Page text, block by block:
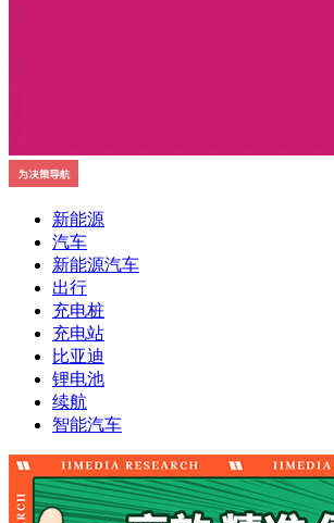
新能源
汽车
新能源汽车
出行
充电桩
充电站
比亚迪
锂电池
续航
智能汽车